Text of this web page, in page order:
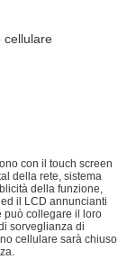
cellulare
con il touch screen
della rete, sistema
della funzione,
il LCD annuncianti
può collegare il loro
sorveglianza di
cellulare sarà chiuso